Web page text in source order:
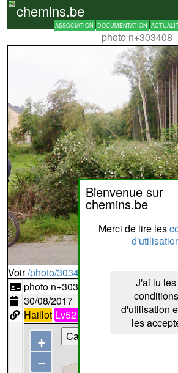
chemins.be
ASSOCIATION DOCUMENTATION
photo n+303408
Bienvenue sur
chemins.be
Merci de lire les
J'ai lu les
conditions
d'utilisation
les
Voir/photo/303408?typ=d
photo n+303408
30/08/2017
Haillot Lv521
+
−
Cartes